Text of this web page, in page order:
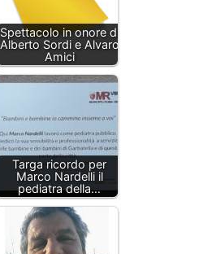
Spettacolo in onore di
Alberto Sordi e Alvaro
Amici
Targa ricordo per
Marco Nardelli il
pediatra della…